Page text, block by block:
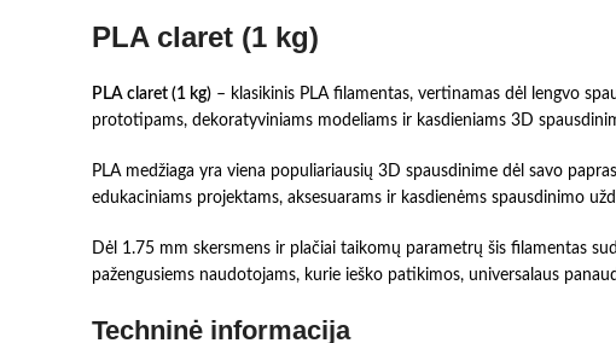
PLA claret (1 kg)
PLA claret (1 kg) – klasikinis PLA filamentas, vertinamas dėl lengvo
prototipams, dekoratyviniams modeliams ir kasdieniams 3D
PLA medžiaga yra viena populiariausių 3D spausdinime dėl savo
edukaciniams projektams, aksesuarams ir kasdienėms spausdinimo
Dėl 1.75 mm skersmens ir plačiai taikomų parametrų šis filamentas
pažengusiems naudotojams, kurie ieško patikimos, universalaus
Techninė informacija